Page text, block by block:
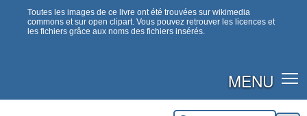
Toutes les images de ce livre ont été trouvées sur wikimedia
commons et sur open clipart. Vous pouvez retrouver les licences et
les fichiers grâce aux noms des fichiers insérés.
MENU